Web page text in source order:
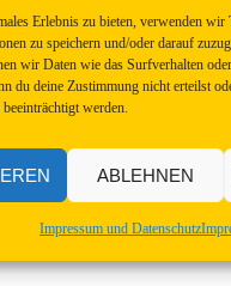
Erlebnis zu bieten, verwenden wir
zu speichern und/oder darauf
wir Daten wie das Surfverhalten
du deine Zustimmung nicht erteilst
werden.
ABLEHNEN
Impressum und Datenschutz